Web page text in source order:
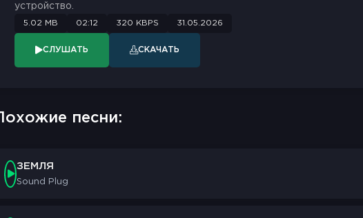
устройство.
5.02 MB 02:12 320 KBPS 31.05.2026
СЛУШАТЬ СКАЧАТЬ
Похожие песни:
ЗЕМЛЯ
Sound Plug